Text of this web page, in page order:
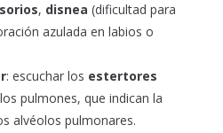
, disnea (dificultad para
azulada en labios o
: escuchar los estertores
pulmones, que indican la
alvéolos pulmonares.